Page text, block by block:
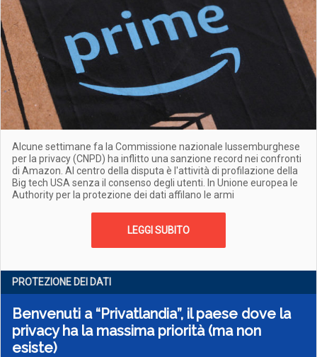
Alcune settimane fa la Commissione nazionale lussemburghese
per la privacy (CNPD) ha inflitto una sanzione record nei confronti
di Amazon. Al centro della disputa è l'attività di profilazione della
Big tech USA senza il consenso degli utenti. In Unione europea le
Authority per la protezione dei dati affilano le armi
LEGGI SUBITO
PROTEZIONE DEI DATI
Benvenuti a “Privatlandia”, il paese dove la
privacy ha la massima priorità (ma non
esiste)